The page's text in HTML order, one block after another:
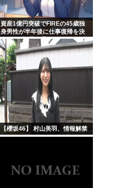
資産1億円突破でFIREの45歳独
身男性が半年後に仕事復帰を決
意した「1通の通知」
【櫻坂46】 村山美羽、情報解禁